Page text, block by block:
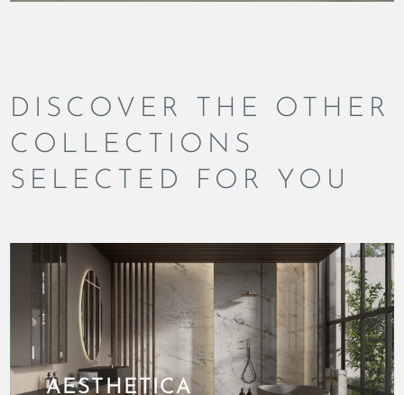
DISCOVER THE OTHER
COLLECTIONS
SELECTED FOR YOU
AESTHETICA